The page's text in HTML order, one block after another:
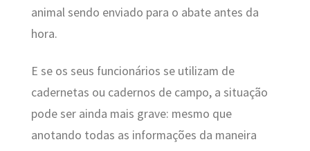
animal sendo enviado para o abate antes da
hora.
E se os seus funcionários se utilizam de
cadernetas ou cadernos de campo, a situação
pode ser ainda mais grave: mesmo que
anotando todas as informações da maneira